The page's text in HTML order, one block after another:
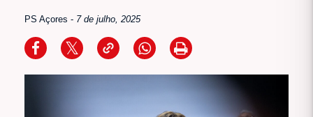
PS Açores - 7 de julho, 2025